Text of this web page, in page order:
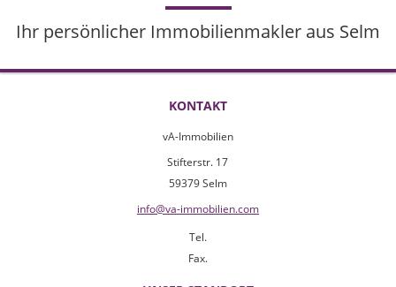
Ihr persönlicher Immobilienmakler aus Selm
KONTAKT
vA-Immobilien
Stifterstr. 17
59379 Selm
info@va-immobilien.com
Tel.
Fax.